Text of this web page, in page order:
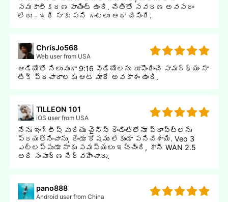
సమకాలీకరణ పాయింట్ ఉంది. చేతితో సవరణ అవసరం
లేదు - ఇది నాకు పని గంటలు ఆదా చేసింది.
ChrisJo568
Web user from USA
ఆడియోతో నిలువుగా 9:16 వీడియోలను రూపొందించే సామర్థ్యం నా
టిక్ ప్రచారాలకు ఆట మారే అవకాశం ఉంది.
TILLEON 101
iOS user from USA
నేను ఇంగ్లీష్ మరియు చైనీస్ రెండింటిలోనూ ప్రాంప్ట్లను
ప్రయత్నించాను, రెండూ దోషము లేకుండా పనిచేశాయి. Veo 3
ఎల్లప్పుడూ నాకు సమస్యలు ఇచ్చింది, కానీ WAN 2.5
అది సంపూర్ణ నిర్వహించారు.
pano888
Android user from China